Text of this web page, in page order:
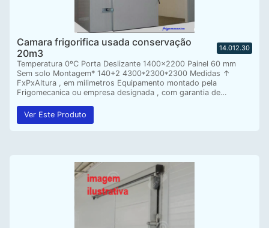
Camara frigorifica usada conservação
20m3
14.012.30
Temperatura 0ºC Porta Deslizante 1400×2200 Painel 60 mm
Sem solo Montagem* 140+2 4300*2300*2300 Medidas ↑
FxPxAltura , em milimetros Equipamento montado pela
Frigomecanica ou empresa designada , com garantia de…
Ver Este Produto